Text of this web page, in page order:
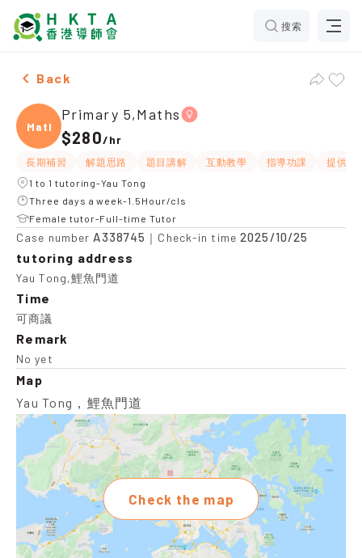
搜索
Female Primary 5,Maths，Yau Tong Tuition
Back
Maths
Primary 5,Maths
$280/hr
長期補習 解題思路 題目講解 互動教學 指導功課
提供練
1 to 1 tutoring-Yau Tong
Three days a week-1.5Hour/cls
Female tutor-Full-time Tutor
Case number A338745 ｜Check-in time2025/10/25
tutoring address
Yau Tong,鯉魚門道
Time
可商議
Remark
No yet
Map
Yau Tong，鯉魚門道
Check the map